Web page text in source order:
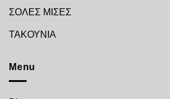
ΣΟΛΕΣ ΜΙΣΕΣ
ΤΑΚΟΥΝΙΑ
Menu